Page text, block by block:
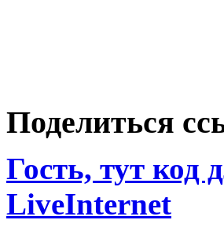
Поделиться
Гость, тут код
LiveInternet